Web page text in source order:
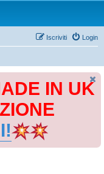
Login
Iscriviti
IN UK